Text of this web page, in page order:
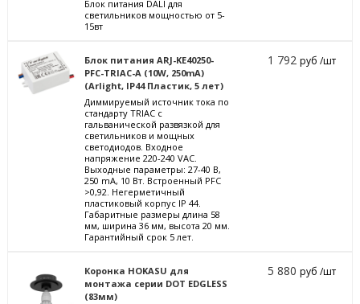
Блок питания DALI для
светильников мощностью от 5-
15вт
Блок питания ARJ-KE40250-
PFC-TRIAC-A (10W, 250mA)
(Arlight, IP44 Пластик, 5 лет)
Диммируемый источник тока по
стандарту TRIAC с
гальванической развязкой для
светильников и мощных
светодиодов. Входное
напряжение 220-240 VAC.
Выходные параметры: 27-40 В,
250 mА, 10 Вт. Встроенный PFC
>0,92. Негерметичный
пластиковый корпус IP 44.
Габаритные размеры длина 58
мм, ширина 36 мм, высота 20 мм.
Гарантийный срок 5 лет.
1 792руб /шт
Коронка HOKASU для
монтажа серии DOT EDGLESS
(83мм)
5 880руб /шт